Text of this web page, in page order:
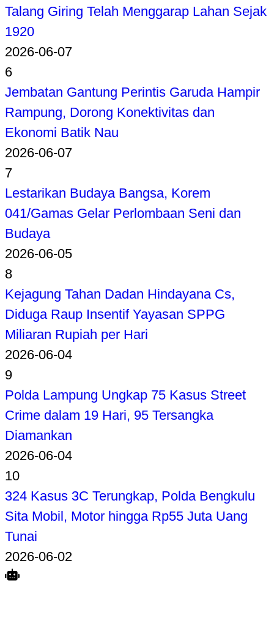
Talang Giring Telah Menggarap Lahan Sejak
1920
2026-06-07
6
Jembatan Gantung Perintis Garuda Hampir
Rampung, Dorong Konektivitas dan
Ekonomi Batik Nau
2026-06-07
7
Lestarikan Budaya Bangsa, Korem
041/Gamas Gelar Perlombaan Seni dan
Budaya
2026-06-05
8
Kejagung Tahan Dadan Hindayana Cs,
Diduga Raup Insentif Yayasan SPPG
Miliaran Rupiah per Hari
2026-06-04
9
Polda Lampung Ungkap 75 Kasus Street
Crime dalam 19 Hari, 95 Tersangka
Diamankan
2026-06-04
10
324 Kasus 3C Terungkap, Polda Bengkulu
Sita Mobil, Motor hingga Rp55 Juta Uang
Tunai
2026-06-02